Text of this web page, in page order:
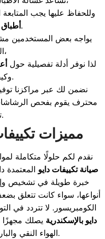
وللحفاظ عليها يجب
أطباقالمعتمد.
يواجه بعض المستخدمين
التنظيف،
لذا نوفر أدلة تفصيلية حول
وكيفية تجنبها.
نضمن لك عبر مراكزنا
محترف يقوم بفحص
تشغيل.
مميزات
نقدم لكم حلولًا متكاملة
صيانة تكييفات دايو المعتمدة
خبرة طويلة في تشخيص
أنواعها، سواء كانت تتعلق
الكومبريسور. لا تتردد في
دايو بالإسكندرية يصلك
الهواء النقي والبارد لبيتك في أسرع وقت.